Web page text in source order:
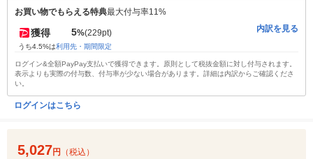
お買い物でもらえる特典最大付与率11%
獲得 5%(229pt)
うち4.5%は利用先・期間限定
内訳を見る
ログイン&全額PayPay支払いで獲得できます。原則として税抜金額に対し付与されます。
表示よりも実際の付与数、付与率が少ない場合があります。詳細は内訳からご確認くださ
い。
ログインはこちら
5,027円 （税込）